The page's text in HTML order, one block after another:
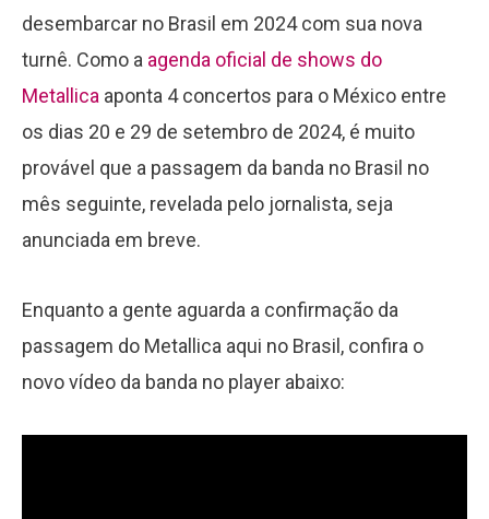
desembarcar no Brasil em 2024 com sua nova
turnê. Como a agenda oficial de shows do
Metallica aponta 4 concertos para o México entre
os dias 20 e 29 de setembro de 2024, é muito
provável que a passagem da banda no Brasil no
mês seguinte, revelada pelo jornalista, seja
anunciada em breve.
Enquanto a gente aguarda a confirmação da
passagem do Metallica aqui no Brasil, confira o
novo vídeo da banda no player abaixo: